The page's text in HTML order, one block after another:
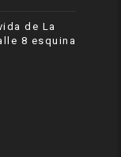
de La
8 esquina